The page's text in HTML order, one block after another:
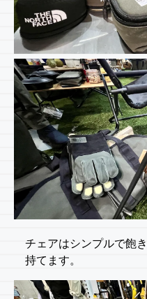
チェアはシンプルで飽
持てます。